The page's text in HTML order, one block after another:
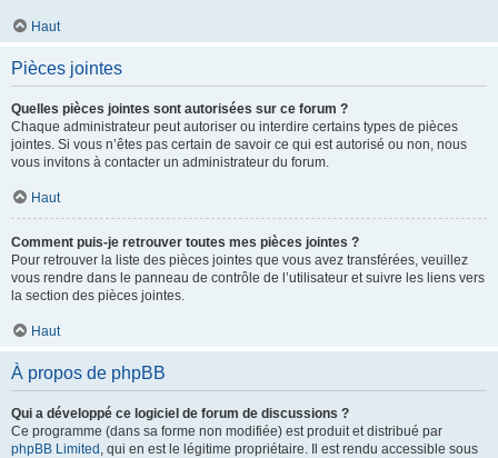
Haut
Pièces jointes
Quelles pièces jointes sont autorisées sur ce forum ?
Chaque administrateur peut autoriser ou interdire certains types de pièces
jointes. Si vous n’êtes pas certain de savoir ce qui est autorisé ou non, nous
vous invitons à contacter un administrateur du forum.
Haut
Comment puis-je retrouver toutes mes pièces jointes ?
Pour retrouver la liste des pièces jointes que vous avez transférées, veuillez
vous rendre dans le panneau de contrôle de l’utilisateur et suivre les liens vers
la section des pièces jointes.
Haut
À propos de phpBB
Qui a développé ce logiciel de forum de discussions ?
Ce programme (dans sa forme non modifiée) est produit et distribué par
phpBB Limited , qui en est le légitime propriétaire. Il est rendu accessible sous